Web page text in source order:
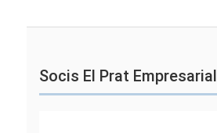
Socis El Prat Empresarial